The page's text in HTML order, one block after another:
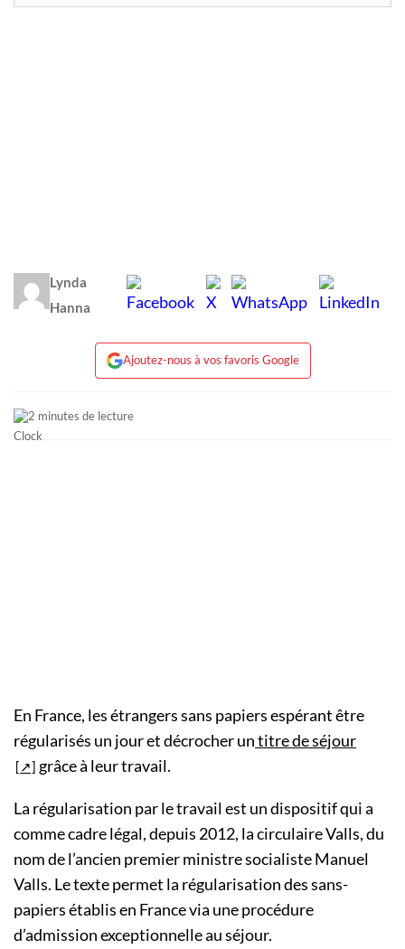
Lynda
Hanna
Ajoutez-nous à vos favoris Google
2 minutes de lecture
En France, les étrangers sans papiers espérant être
régularisés un jour et décrocher untitre de séjour
grâce à leur travail.
La régularisation par le travail est un dispositif qui a
comme cadre légal, depuis 2012, la circulaire Valls, du
nom de l’ancien premier ministre socialiste Manuel
Valls. Le texte permet la régularisation des sans-
papiers établis en France via une procédure
d’admission exceptionnelle au séjour.